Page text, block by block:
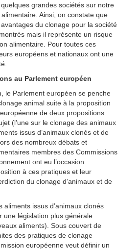
grandes sociétés sur notre
Ainsi, on constate que
du clonage pour la société
mais il représente un risque
alimentaire. Pour toutes ces
européens et nationaux ont une
au Parlement européen
le Parlement européen se penche
animal suite à la proposition
de deux propositions
(l’une sur le clonage des animaux
issus d’animaux clonés et de
des nombreux débats et
membres des Commissions
ont eu l’occasion
à ces pratiques et leur
du clonage d’animaux et de
aliments issus d’animaux clonés
une législation plus générale
aliments). Sous couvert de
des pratiques de clonage
européenne veut définir un